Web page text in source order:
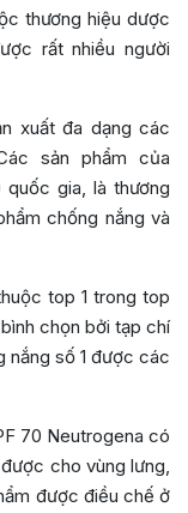
thương hiệu dược
rất nhiều người
xuất đa dạng các
sản phẩm của
gia, là thương
chống nắng và
top 1 trong top
chọn bởi tạp chí
nắng số 1 được các
70 Neutrogena có
cho vùng lưng,
được điều chế ở